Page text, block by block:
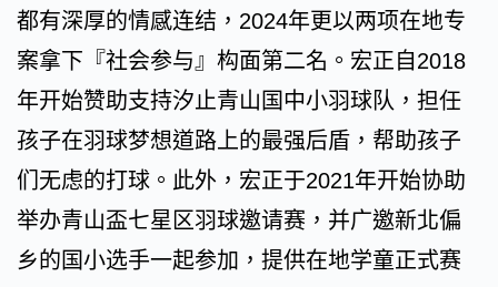
都有深厚的情感连结，2024年更以两项在地专
案拿下『社会参与』构面第二名。宏正自2018
年开始赞助支持汐止青山国中小羽球队，担任
孩子在羽球梦想道路上的最强后盾，帮助孩子
们无虑的打球。此外，宏正于2021年开始协助
举办青山盃七星区羽球邀请赛，并广邀新北偏
乡的国小选手一起参加，提供在地学童正式赛